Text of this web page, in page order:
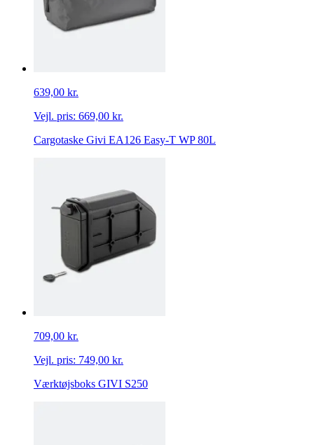
639,00 kr.
Vejl. pris: 669,00 kr.
Cargotaske Givi EA126 Easy-T WP 80L
709,00 kr.
Vejl. pris: 749,00 kr.
Værktøjsboks GIVI S250